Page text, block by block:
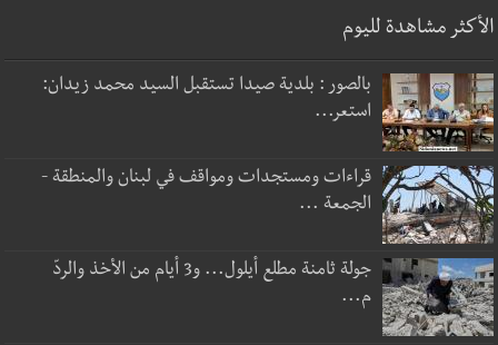
الأكثر مشاهدة لليوم
بالصور : بلدية صيدا تستقبل السيد محمد زيدان:
استعر...
قراءات ومستجدات ومواقف في لبنان والمنطقة -
الجمعة ...
جولة ثامنة مطلع أيلول... و3 أيام من الأخذ والردّ
م...